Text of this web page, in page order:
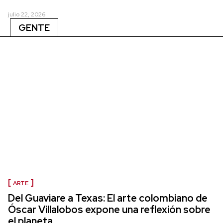
julio 22, 2026
GENTE
ARTE
Del Guaviare a Texas: El arte colombiano de
Óscar Villalobos expone una reflexión sobre